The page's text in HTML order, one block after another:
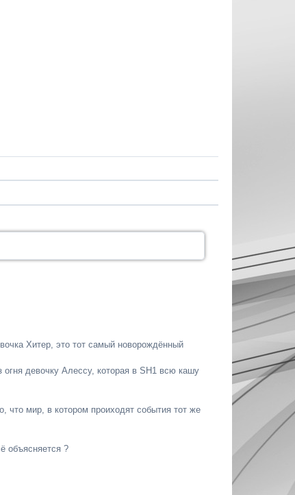
Хитер, это тот самый новорождённый
девочку Алессу, которая в SH1 всю кашу
что мир, в котором проиходят события тот же
объясняется ?